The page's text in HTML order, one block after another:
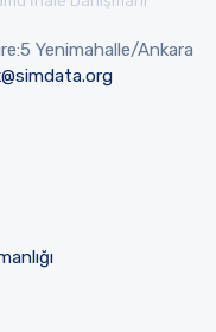
Yenimahalle/Ankara